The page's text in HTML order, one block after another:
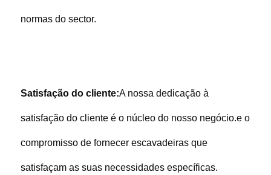
normas do sector.
Satisfação do cliente:A nossa dedicação à
satisfação do cliente é o núcleo do nosso negócio.e o
compromisso de fornecer escavadeiras que
satisfaçam as suas necessidades específicas.